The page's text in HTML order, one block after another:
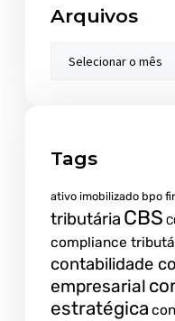
Arquivos
Tags
ativo imobilizado bpo
tributária CBS
compliance
contabilidade
empresarial
estratégica